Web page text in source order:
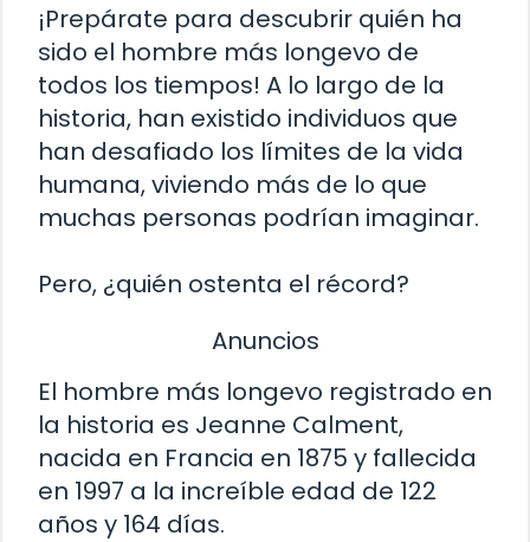
¡Prepárate para descubrir quién ha
sido el hombre más longevo de
todos los tiempos! A lo largo de la
historia, han existido individuos que
han desafiado los límites de la vida
humana, viviendo más de lo que
muchas personas podrían imaginar.
Pero, ¿quién ostenta el récord?
Anuncios
El hombre más longevo registrado en
la historia es Jeanne Calment,
nacida en Francia en 1875 y fallecida
en 1997 a la increíble edad de 122
años y 164 días.